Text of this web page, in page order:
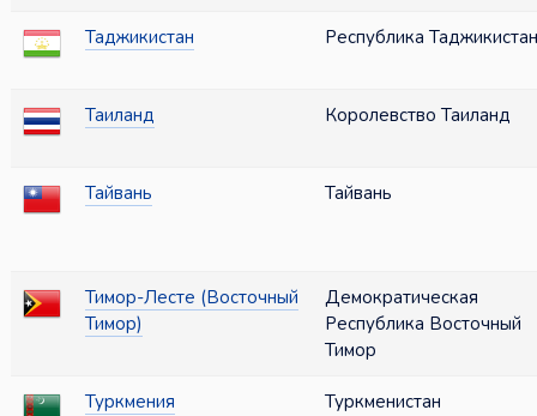
Таджикистан Республика Таджикистан
Таиланд Королевство Таиланд
Тайвань Тайвань
Тимор-Лесте (Восточный
Тимор)
Демократическая
Республика Восточный
Тимор
Туркмения Туркменистан